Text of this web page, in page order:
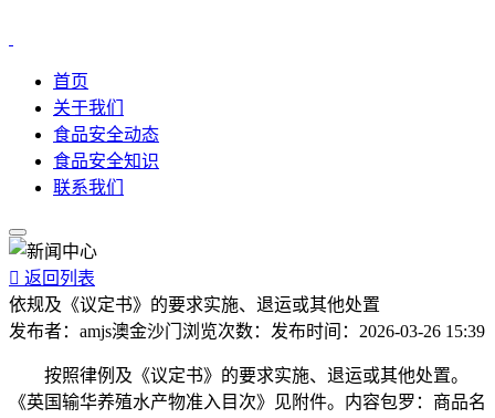
首页
关于我们
食品安全动态
食品安全知识
联系我们
 返回列表
依规及《议定书》的要求实施、退运或其他处置
发布者： amjs澳金沙门 浏览次数： 发布时间： 2026-03-26 15:39
按照律例及《议定书》的要求实施、退运或其他处置。
《英国输华养殖水产物准入目次》见附件。内容包罗：商品名